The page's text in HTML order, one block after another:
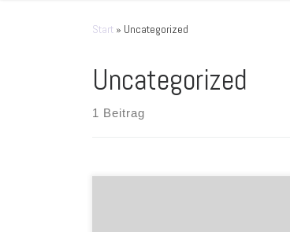
Start » Uncategorized
Uncategorized
1 Beitrag